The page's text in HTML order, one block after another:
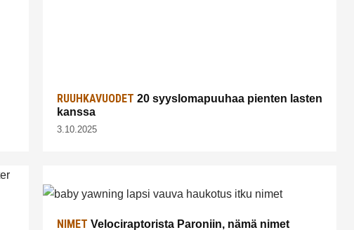
RUUHKAVUODET 20 syyslomapuuhaa pienten lasten
kanssa
3.10.2025
NIMET Velociraptorista Paroniin, nämä nimet